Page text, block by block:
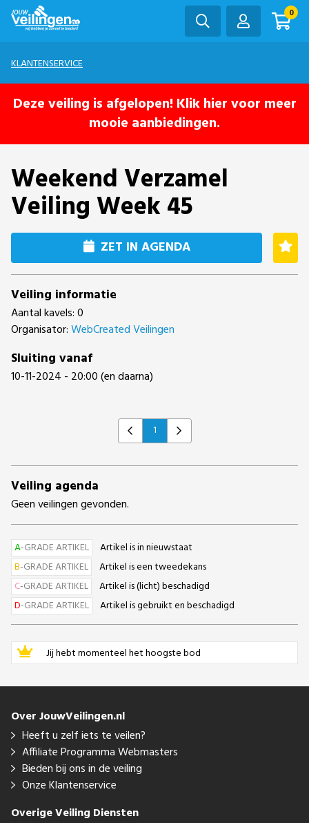
0
KLANTENSERVICE
Deze veiling is afgelopen! Klik hier voor meer
mooie aanbiedingen.
Weekend Verzamel
Veiling Week 45
ZET IN AGENDA
Veiling informatie
Aantal kavels: 0
Organisator:WebCreated Veilingen
Sluiting vanaf
10-11-2024 - 20:00 (en daarna)
Previous
1 Next
Veiling agenda
Geen veilingen gevonden.
A-GRADE ARTIKEL
Artikel is in nieuwstaat
B-GRADE ARTIKEL
Artikel is een tweedekans
C-GRADE ARTIKEL
Artikel is (licht) beschadigd
D-GRADE ARTIKEL Artikel is gebruikt en beschadigd
Jij hebt momenteel het hoogste bod
Over JouwVeilingen.nl
Heeft u zelf iets te veilen?
Affiliate Programma Webmasters
Bieden bij ons in de veiling
Onze Klantenservice
Overige Veiling Diensten